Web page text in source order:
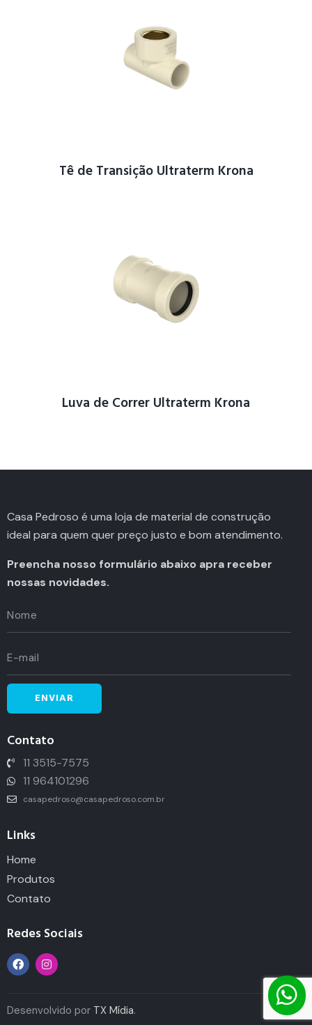
Tê de Transição Ultraterm Krona
Luva de Correr Ultraterm Krona
Casa Pedroso é uma loja de material de construção
ideal para quem quer preço justo e bom atendimento.
Preencha nosso formulário abaixo apra receber
nossas novidades.
Contato
11 3515-7575
11 964101296
casapedroso@casapedroso.com.br
Links
Home
Produtos
Contato
Redes Sociais
Desenvolvido por TX Mídia.